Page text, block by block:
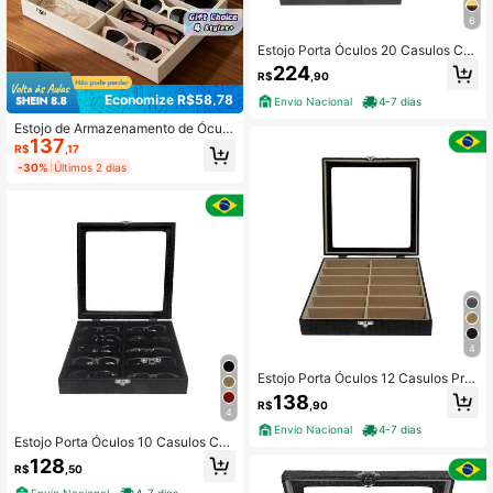
Economize R$58,78
Estojo de Armazenamento de Óculo
s Escuros de Veludo com 8 Divisória
s, Caixa de Exibição de Óculos, Ajus
te Universal para Todos os Óculos,
R$137 ,17
-30% Últimos 2 dias
4
Estojo Porta Óculos 10 Casulos Co
m Interno Aveludado Caixa Organiz
ador Maleta para Óculos
R$128 ,50
6
Estojo Porta Óculos 20 Casulos Co
m Interno Aveludado Caixa Organiz
ador Maleta para Óculos
R$224,90
Envio Nacional
4-7 dias
4
Estojo Porta Óculos 12 Casulos Pret
o Com Interno Aveludado Caixa Org
anizador Maleta para Óculos
R$138 ,90
Envio Nacional
4-7 dias